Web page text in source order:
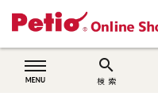
search
検 索